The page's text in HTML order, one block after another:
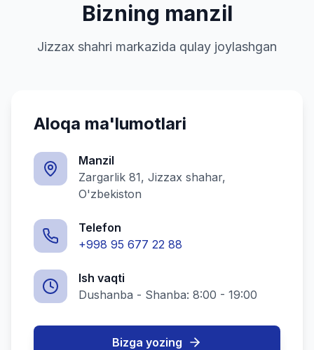
Bizning manzil
Jizzax shahri markazida qulay joylashgan
Aloqa ma'lumotlari
Manzil
Zargarlik 81, Jizzax shahar,
O'zbekiston
Telefon
+998 95 677 22 88
Ish vaqti
Dushanba - Shanba: 8:00 - 19:00
Bizga yozing